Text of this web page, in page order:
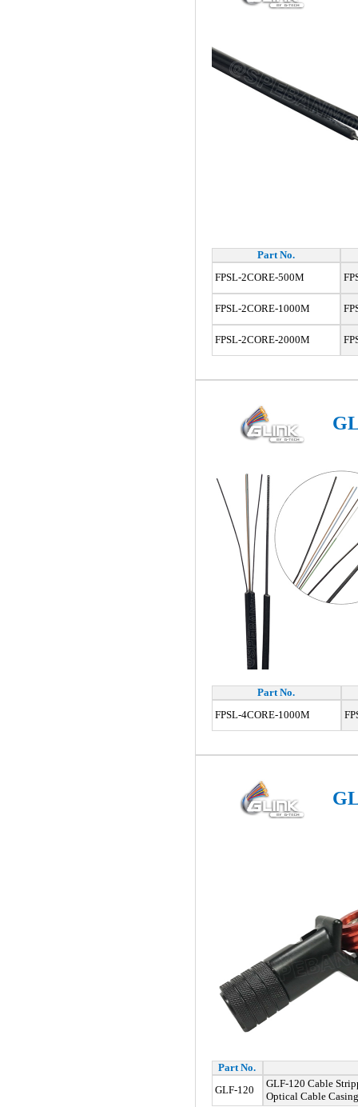
Part No.
FPSL-2CORE-500M
FPSL-2CORE-1000M
FPSL-2CORE-2000M
Part No.
FPSL-4CORE-1000M
Part No.
GLF-120
GLF-120 Cable
Optical Cable